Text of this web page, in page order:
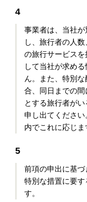
4
事業者は、当社
し、旅行者の人
の旅行サービス
して当社が求め
ん。また、特別
合、同日までの
とする旅行者が
申し出てくださ
内でこれに応じま
5
前項の申出に基
特別な措置に要
す。